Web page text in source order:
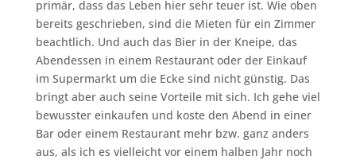
primär, dass das Leben hier sehr teuer ist. Wie oben
bereits geschrieben, sind die Mieten für ein Zimmer
beachtlich. Und auch das Bier in der Kneipe, das
Abendessen in einem Restaurant oder der Einkauf
im Supermarkt um die Ecke sind nicht günstig. Das
bringt aber auch seine Vorteile mit sich. Ich gehe viel
bewusster einkaufen und koste den Abend in einer
Bar oder einem Restaurant mehr bzw. ganz anders
aus, als ich es vielleicht vor einem halben Jahr noch